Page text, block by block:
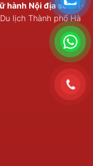
hành Nội địa số: 01-
lịch Thành phố Hà